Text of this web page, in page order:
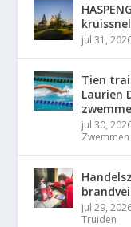
jul 31,
Tien
Laurien
jul 30,
Zwemmen
jul 29,
Truiden